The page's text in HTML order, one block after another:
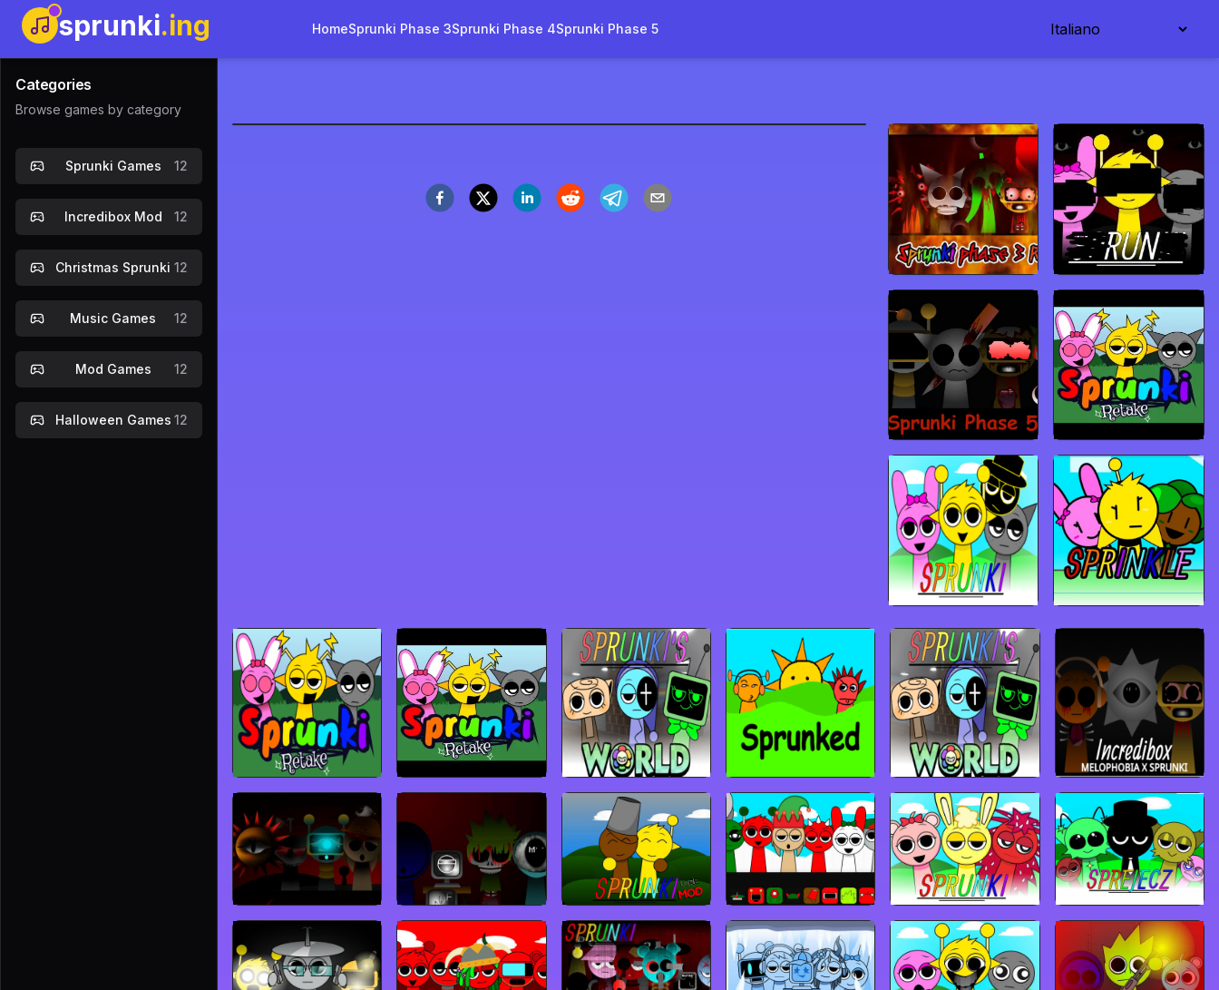
sprunki.ing HomeSprunki Phase 3Sprunki Phase 4Sprunki Phase 5
Categories
Browse games by category
Sprunki Games 12
Incredibox Mod 12
Christmas Sprunki 12
Music Games 12
Mod Games 12
Halloween Games 12